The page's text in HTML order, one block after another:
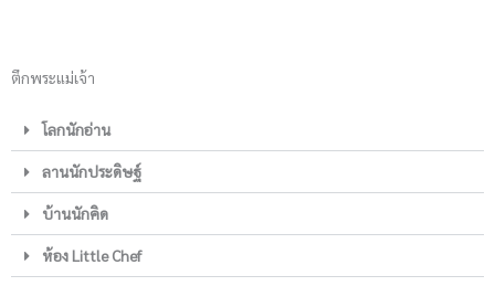
ตึกพระแม่เจ้า
โลกนักอ่าน
ลานนักประดิษฐ์
บ้านนักคิด
ห้อง Little Chef